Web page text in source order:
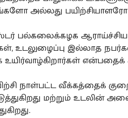
அல்லது
பல்கலைக்கழக
உடலுழைப்பு இல்லாத
உயிர்வாழ்கிறார்கள்
நாள்பட்ட வீக்கத்தைக்
மற்றும் உடலின்